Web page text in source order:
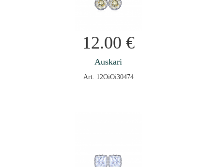
12.00 €
Auskari
Art: 12OiOi30474